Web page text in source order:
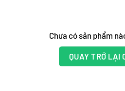
Chưa có sản phẩm
QUAY TRỞ LẠI